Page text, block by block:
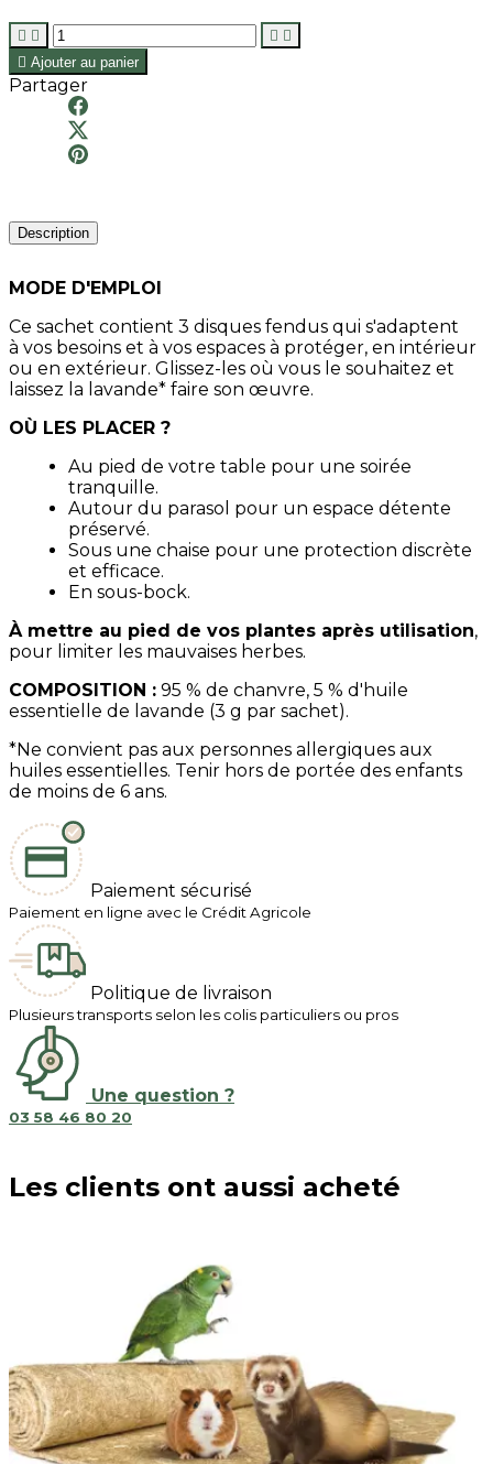
   
 Ajouter au panier
Partager
Description
MODE D'EMPLOI
Ce sachet contient 3 disques fendus qui s'adaptent
à vos besoins et à vos espaces à protéger, en intérieur
ou en extérieur. Glissez-les où vous le souhaitez et
laissez la lavande* faire son œuvre.
OÙ LES PLACER ?
Au pied de votre table pour une soirée
tranquille.
Autour du parasol pour un espace détente
préservé.
Sous une chaise pour une protection discrète
et efficace.
En sous-bock.
À mettre au pied de vos plantes après utilisation,
pour limiter les mauvaises herbes.
COMPOSITION : 95 % de chanvre, 5 % d'huile
essentielle de lavande (3 g par sachet).
*Ne convient pas aux personnes allergiques aux
huiles essentielles. Tenir hors de portée des enfants
de moins de 6 ans.
Paiement sécurisé
Paiement en ligne avec le Crédit Agricole
Politique de livraison
Plusieurs transports selon les colis particuliers ou pros
Une question ?
03 58 46 80 20
Les clients ont aussi acheté